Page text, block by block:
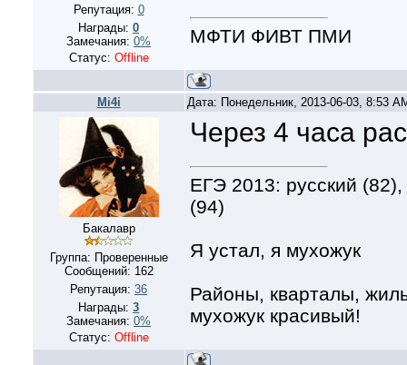
Репутация: 0
Награды: 0
Замечания: 0%
Статус: Offline
МФТИ ФИВТ ПМИ
Mi4i Дата: Понедельник, 2013-06-03, 8:53
Бакалавр
Группа: Проверенные
Сообщений: 162
Репутация: 36
Награды: 3
Замечания: 0%
Статус: Offline
Через 4 часа
ЕГЭ 2013: русский
(94)
Я устал, я мухожук
Районы, кварталы,
мухожук красивый!